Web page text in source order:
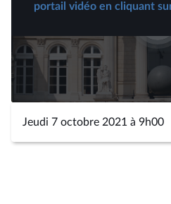
portail vidéo en cliquant
Jeudi 7 octobre 2021 à 9h00